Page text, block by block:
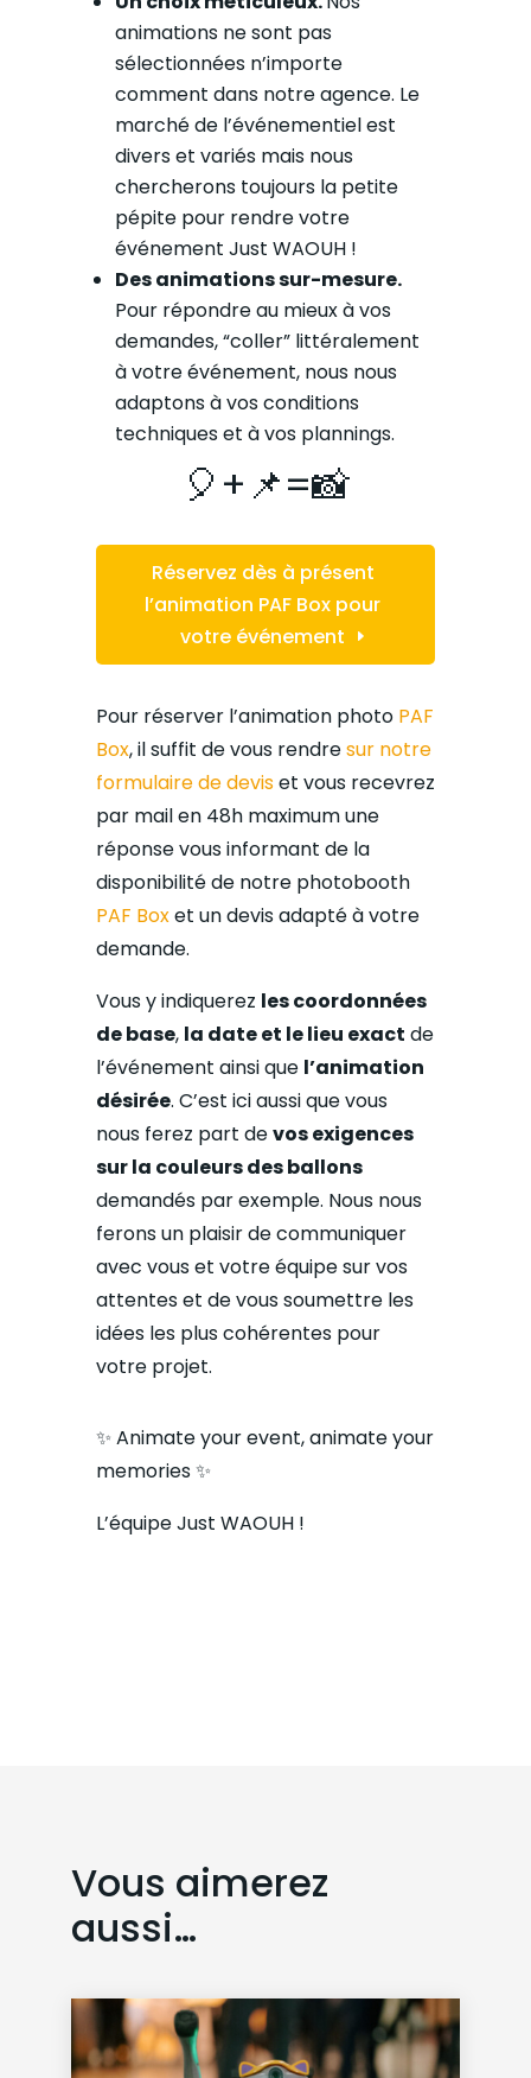
animations ne sont pas
sélectionnées n’importe
comment dans notre agence. Le
marché de l’événementiel est
divers et variés mais nous
chercherons toujours la petite
pépite pour rendre votre
événement Just WAOUH !
Des animations sur-mesure.
Pour répondre au mieux à vos
demandes, “coller” littéralement
à votre événement, nous nous
adaptons à vos conditions
techniques et à vos plannings.
🎈+📌=📸
Réservez dès à présent
l’animation PAF Box pour
votre événement
Pour réserver l’animation photo PAF
Box, il suffit de vous rendresur notre
formulaire de deviset vous recevrez
par mail en 48h maximum une
réponse vous informant de la
disponibilité de notre photobooth
PAF Boxet un devis adapté à votre
demande.
Vous y indiquerez les coordonnées
de base, la date et le lieu exact de
l’événement ainsi que l’animation
désirée. C’est ici aussi que vous
nous ferez part devos exigences
sur la couleurs des ballons
demandés par exemple. Nous nous
ferons un plaisir de communiquer
avec vous et votre équipe sur vos
attentes et de vous soumettre les
idées les plus cohérentes pour
votre projet.
✨ Animate your event, animate your
memories ✨
L’équipe Just WAOUH !
Vous aimerez
aussi…